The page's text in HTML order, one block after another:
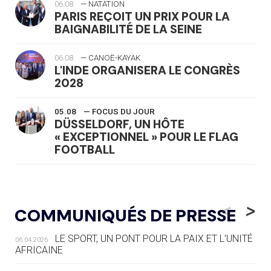
06.08 — NATATION
PARIS REÇOIT UN PRIX POUR LA
BAIGNABILITÉ DE LA SEINE
06.08 — CANOË-KAYAK
L'INDE ORGANISERA LE CONGRÈS
2028
05.08 — FOCUS DU JOUR
DÜSSELDORF, UN HÔTE
« EXCEPTIONNEL » POUR LE FLAG
FOOTBALL
LE RÊVE DE VOIR LA LUGE ALPINE
AUX JO « N'EST PAS FINI »
05.08 — TIR À L'ARC
DES MONDIAUX À BRISBANE SUR LA
COMMUNIQUÉS DE PRESSE
<
06.04.2026
LE SPORT, UN PONT POUR LA PAIX ET L’UNITÉ
AFRICAINE
>